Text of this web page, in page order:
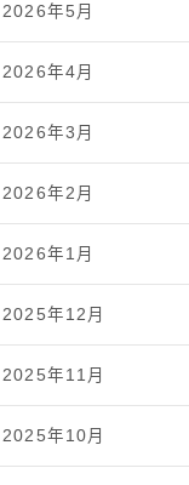
2026年5月
2026年4月
2026年3月
2026年2月
2026年1月
2025年12月
2025年11月
2025年10月